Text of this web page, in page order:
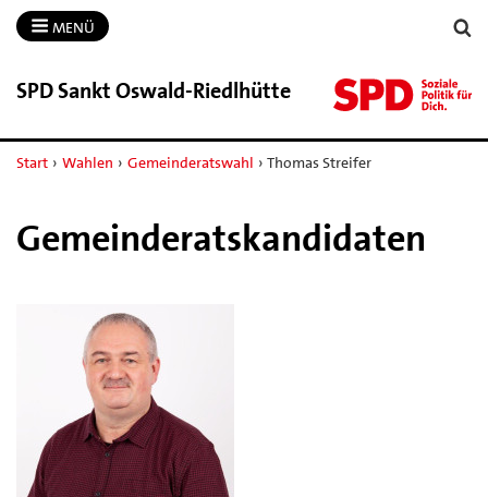
MENÜ
SPD Sankt Oswald-​Riedlhütte
Start › Wahlen › Gemeinderatswahl › Thomas Streifer
Gemeinderatskandidaten